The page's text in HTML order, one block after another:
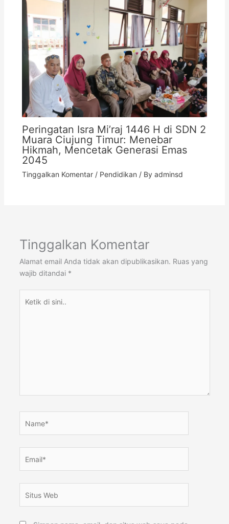
Peringatan Isra Mi’raj 1446 H di SDN 2
Muara Ciujung Timur: Menebar
Hikmah, Mencetak Generasi Emas
2045
Tinggalkan Komentar / Pendidikan / By adminsd
Tinggalkan Komentar
Alamat email Anda tidak akan dipublikasikan. Ruas yang
wajib ditandai *
Web